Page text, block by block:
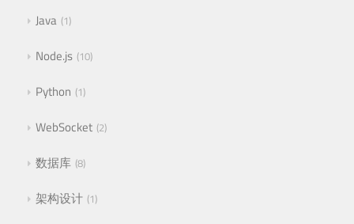
Java 1
Node.js 10
Python 1
WebSocket 2
数据库 8
架构设计 1